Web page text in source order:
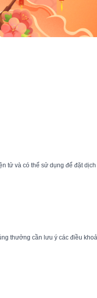
tử và có thể sử dụng để đặt dịch
thưởng cần lưu ý các điều